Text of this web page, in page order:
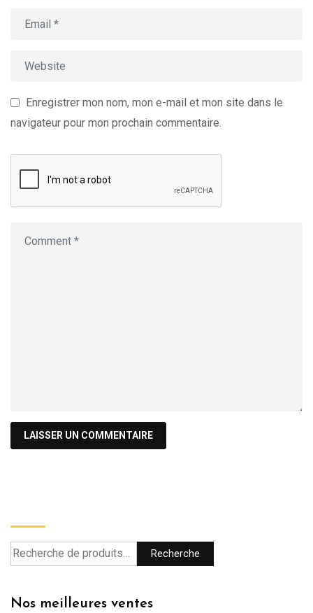
Enregistrer mon nom, mon e-mail et mon site dans le
navigateur pour mon prochain commentaire.
Recherche
Nos meilleures ventes